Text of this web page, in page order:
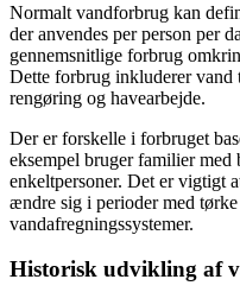
Normalt vandforbrug kan
der anvendes per person per
gennemsnitlige forbrug
Dette forbrug inkluderer
rengøring og havearbejde.
Der er forskelle i forbruget
eksempel bruger familier med
enkeltpersoner. Det er vigtigt
ændre sig i perioder med
vandafregningssystemer.
Historisk udvikling af